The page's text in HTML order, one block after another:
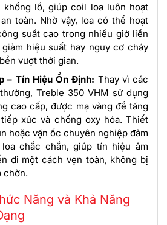
khổng lồ, giúp coil loa luôn hoạt
toàn. Nhờ vậy, loa có thể hoạt
suất cao trong nhiều giờ liền
hiệu suất hay nguy cơ cháy
vượt thời gian.
– Tín Hiệu Ổn Định: Thay vì các
Treble 350 VHM sử dụng
cao cấp, được mạ vàng để tăng
xúc và chống oxy hóa. Thiết
hoặc vặn ốc chuyên nghiệp đảm
chắc chắn, giúp tín hiệu âm
đi một cách vẹn toàn, không bị
chờn.
Năng và Khả Năng